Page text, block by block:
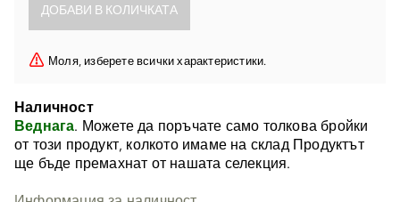
Моля, изберете всички характеристики.
Наличност
Веднага. Можете да поръчате само толкова бройки
от този продукт, колкото имаме на склад Продуктът
ще бъде премахнат от нашата селекция.